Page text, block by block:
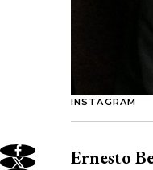
INSTAGRAM
Ernesto